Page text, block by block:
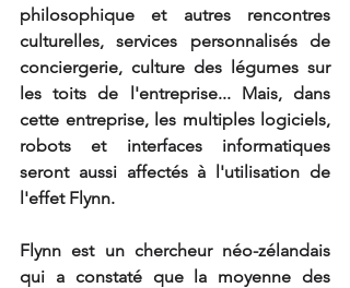
philosophique et autres rencontres
culturelles, services personnalisés de
conciergerie, culture des légumes sur
les toits de l'entreprise... Mais, dans
cette entreprise, les multiples logiciels,
robots et interfaces informatiques
seront aussi affectés à l'utilisation de
l'effet Flynn.
Flynn est un chercheur néo-zélandais
qui a constaté que la moyenne des